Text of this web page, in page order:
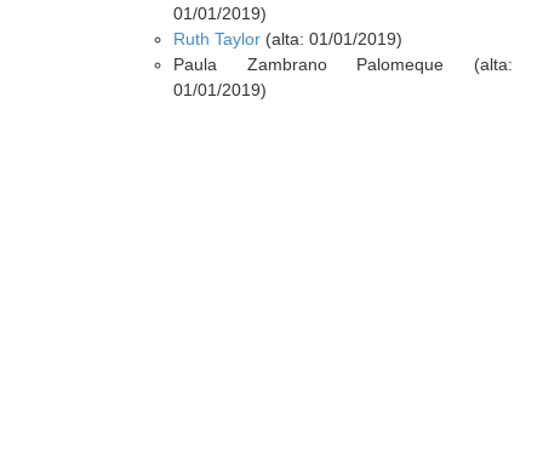
01/01/2019)
Ruth Taylor(alta: 01/01/2019)
Paula Zambrano Palomeque (alta:
01/01/2019)